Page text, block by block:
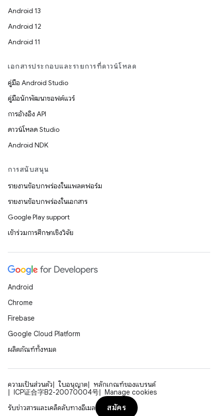
Android 13
Android 12
Android 11
เอกสารประกอบและรายการที่ดาวน์โหลด
คู่มือ Android Studio
คู่มือนักพัฒนาซอฟต์แวร์
การอ้างอิง API
ดาวน์โหลด Studio
Android NDK
การสนับสนุน
รายงานข้อบกพร่องในแพลตฟอร์ม
รายงานข้อบกพร่องในเอกสาร
Google Play support
เข้าร่วมการศึกษาเชิงวิจัย
Android
Chrome
Firebase
Google Cloud Platform
ผลิตภัณฑ์ทั้งหมด
ความเป็นส่วนตัว ใบอนุญาต
หลักเกณฑ์ของแบรนด์
ICP证合字B2-20070004号
Manage cookies
รับข่าวสารและเคล็ดลับทางอีเมล
สมัคร